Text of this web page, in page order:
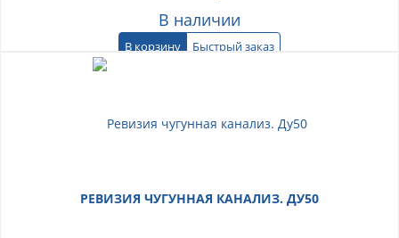
В наличии
В корзину Быстрый заказ
РЕВИЗИЯ ЧУГУННАЯ КАНАЛИЗ. ДУ50